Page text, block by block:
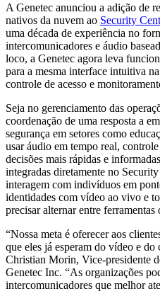
A Genetec anunciou a adição de
nativos da nuvem ao Security
uma década de experiência no
intercomunicadores e áudio
loco, a Genetec agora leva
para a mesma interface intuitiva
controle de acesso e
Seja no gerenciamento das
coordenação de uma resposta a
segurança em setores como
usar áudio em tempo real,
decisões mais rápidas e
integradas diretamente no
interagem com indivíduos em
identidades com vídeo ao vivo e
precisar alternar entre ferramentas
“Nossa meta é oferecer aos
que eles já esperam do vídeo e do
Christian Morin, Vice-presidente
Genetec Inc. “As organizações
intercomunicadores que melhor